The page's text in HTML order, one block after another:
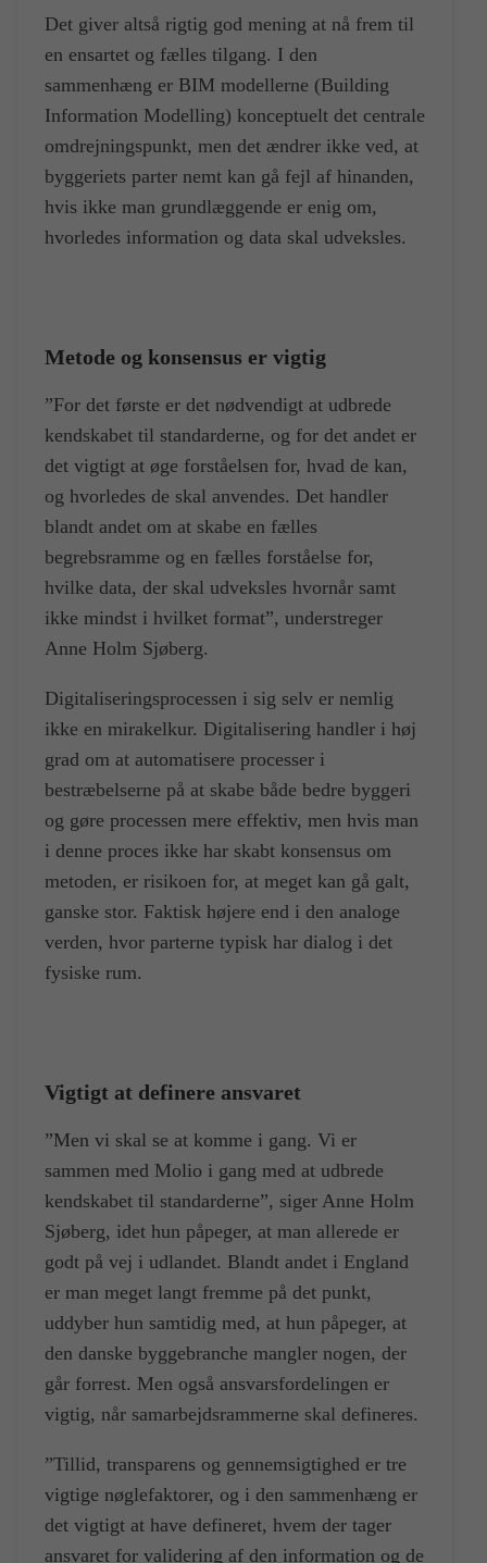
Det giver altså rigtig god mening at nå frem til
en ensartet og fælles tilgang. I den
sammenhæng er BIM modellerne (Building
Information Modelling) konceptuelt det centrale
omdrejningspunkt, men det ændrer ikke ved, at
byggeriets parter nemt kan gå fejl af hinanden,
hvis ikke man grundlæggende er enig om,
hvorledes information og data skal udveksles.
Metode og konsensus er vigtig
”For det første er det nødvendigt at udbrede
kendskabet til standarderne, og for det andet er
det vigtigt at øge forståelsen for, hvad de kan,
og hvorledes de skal anvendes. Det handler
blandt andet om at skabe en fælles
begrebsramme og en fælles forståelse for,
hvilke data, der skal udveksles hvornår samt
ikke mindst i hvilket format”, understreger
Anne Holm Sjøberg.
Digitaliseringsprocessen i sig selv er nemlig
ikke en mirakelkur. Digitalisering handler i høj
grad om at automatisere processer i
bestræbelserne på at skabe både bedre byggeri
og gøre processen mere effektiv, men hvis man
i denne proces ikke har skabt konsensus om
metoden, er risikoen for, at meget kan gå galt,
ganske stor. Faktisk højere end i den analoge
verden, hvor parterne typisk har dialog i det
fysiske rum.
Vigtigt at definere ansvaret
”Men vi skal se at komme i gang. Vi er
sammen med Molio i gang med at udbrede
kendskabet til standarderne”, siger Anne Holm
Sjøberg, idet hun påpeger, at man allerede er
godt på vej i udlandet. Blandt andet i England
er man meget langt fremme på det punkt,
uddyber hun samtidig med, at hun påpeger, at
den danske byggebranche mangler nogen, der
går forrest. Men også ansvarsfordelingen er
vigtig, når samarbejdsrammerne skal defineres.
”Tillid, transparens og gennemsigtighed er tre
vigtige nøglefaktorer, og i den sammenhæng er
det vigtigt at have defineret, hvem der tager
ansvaret for validering af den information og de